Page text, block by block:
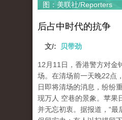
图：美联社/Reporters
后占中时代的抗争
文/: 贝带劲
12月11日，香港警方对金
场。在清场前一天晚22点
日即将清场的消息，纷纷
现万人 空巷的景象。苹果
并无忘初衷。据报道，“最